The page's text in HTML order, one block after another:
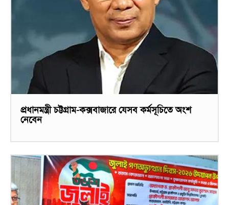
প্রধানমন্ত্রী চট্টগ্রাম-কক্সবাজারে যেসব কর্মসূচিতে অংশ
নেবেন